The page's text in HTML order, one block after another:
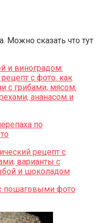
Можно сказать что тут